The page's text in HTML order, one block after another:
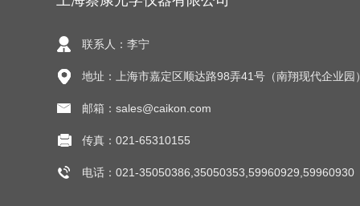
联系人：李宁
地址：上海市嘉定区顺达路98弄41号（南翔现代企业园
邮箱：sales@caikon.com
传真：021-65310155
电话：021-35050386,35050353,59960929,59960930